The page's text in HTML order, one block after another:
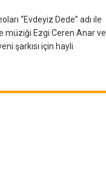
“Evdeyiz Dede” adı ile
müziği Ezgi Ceren Anar ve
şarkısı için hayli